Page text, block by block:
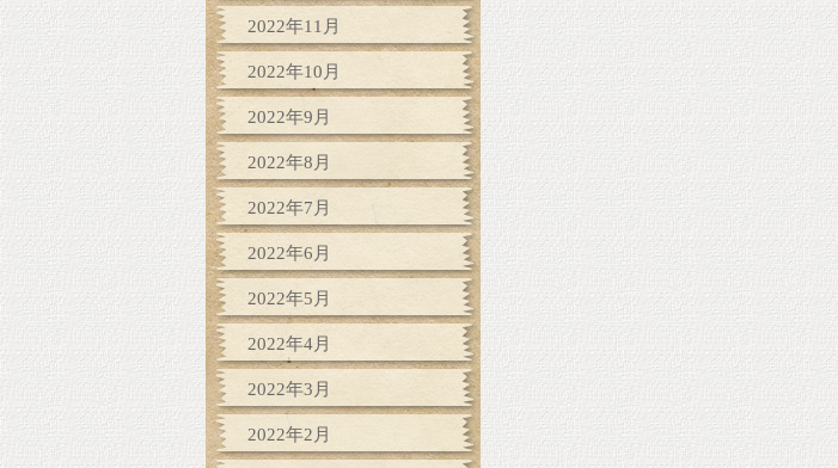
2022年11月
2022年10月
2022年9月
2022年8月
2022年7月
2022年6月
2022年5月
2022年4月
2022年3月
2022年2月